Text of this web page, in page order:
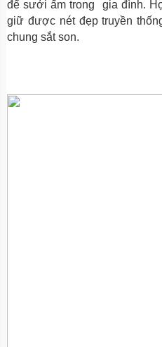
để sưởi ấm trong gia đình.
giữ được nét đẹp truyền
chung sắt son.